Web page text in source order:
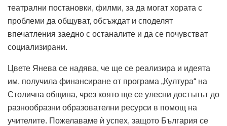
театрални постановки, филми, за да могат хората с
проблеми да общуват, обсъждат и споделят
впечатления заедно с останалите и да се почувстват
социализирани.
Цвете Янева се надява, че ще се реализира и идеята
им, получила финансиране от програма „Култура“ на
Столична община, чрез която ще се улесни достъпът до
разнообразни образователни ресурси в помощ на
учителите. Пожелаваме ѝ успех, защото България се